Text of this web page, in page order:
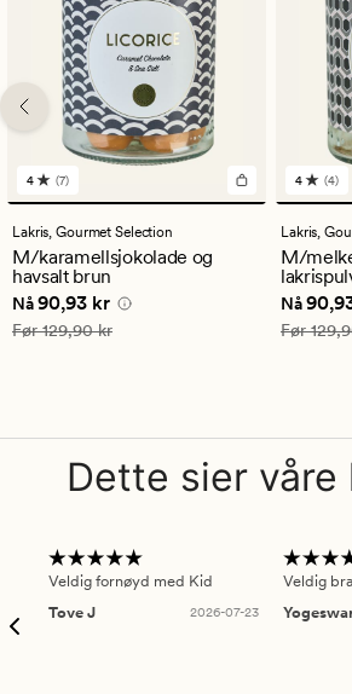
7
anmeldelser
med
en
gjennomsnittlig
vurdering
på
4
4 (7)
Lakris,Gourmet Selection
M/karamellsjokolade og
havsalt brun
Nåværende pris
Nå90,93 kr
Vanlig pris 129,90 kr
Før129,90 kr
4
med
en
på
4
4 (4)
Lakris,
M/
Nå
Vanlig
Før
Dette sier våre
Veldig fornøyd med Kid
Tove J
2026-07-23
Veldig